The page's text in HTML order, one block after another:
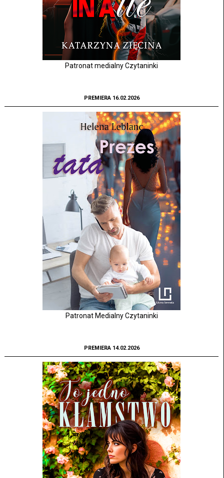
Patronat medialny Czytaninki
PREMIERA 16.02.2026
Patronat Medialny Czytaninki
PREMIERA 14.02.2026